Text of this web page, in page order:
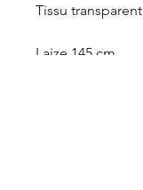
Tissu transparent
Laize 145 cm